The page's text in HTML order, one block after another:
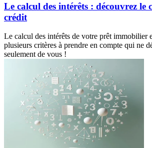
Le calcul des intérêts : découvrez le
crédit
Le calcul des intérêts de votre prêt immobilier
plusieurs critères à prendre en compte qui ne
seulement de vous !